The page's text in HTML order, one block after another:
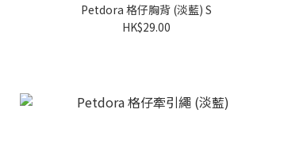
Petdora 格仔胸背 (淡藍) S
HK$29.00